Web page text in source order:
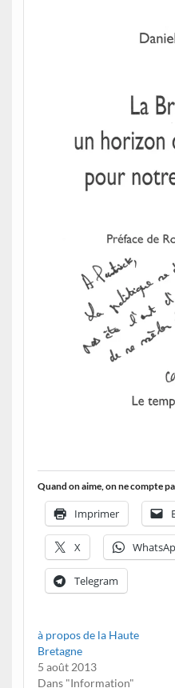
Quand on aime, on ne compte
Imprimer
X
Telegram
à propos de la Haute
Bretagne
5 août 2013
Dans "Information"